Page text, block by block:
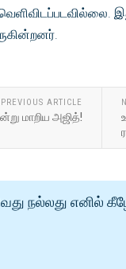
PREVIOUS ARTICLE
மாறிய அஜித்!
நல்லது எனில்